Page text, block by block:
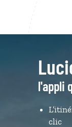
l'appli
clic